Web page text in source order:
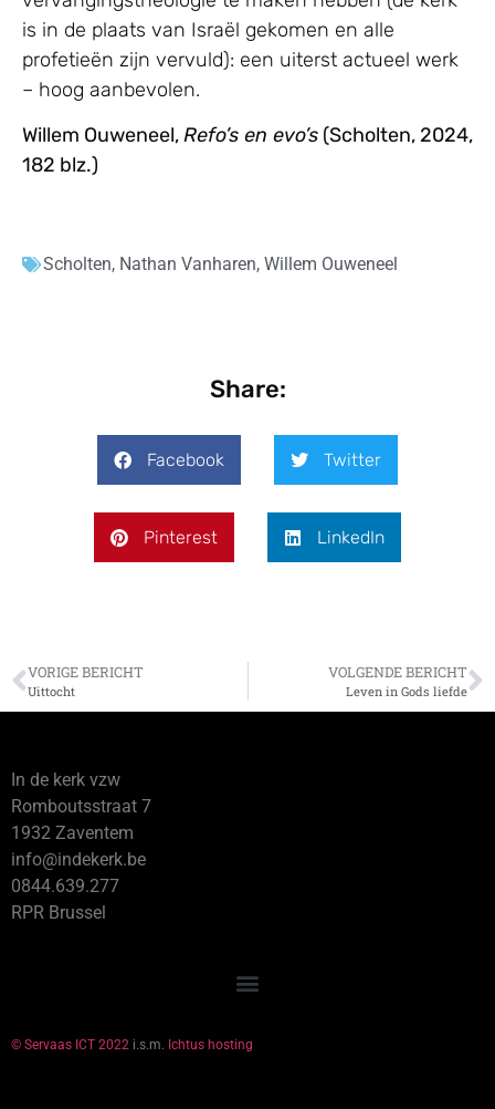
is in de plaats van Israël gekomen en alle
profetieën zijn vervuld): een uiterst actueel werk
– hoog aanbevolen.
Willem Ouweneel,Refo’s en evo’s (Scholten, 2024,
182 blz.)
Scholten, Nathan Vanharen, Willem Ouweneel
Share:
Facebook Twitter
Pinterest LinkedIn
VORIGE BERICHT
Uittocht
VOLGENDE BERICHT
Leven in Gods liefde
In de kerk vzw
Romboutsstraat 7
1932 Zaventem
info@indekerk.be
0844.639.277
RPR Brussel
© Servaas ICT 2022 i.s.m. Ichtus hosting